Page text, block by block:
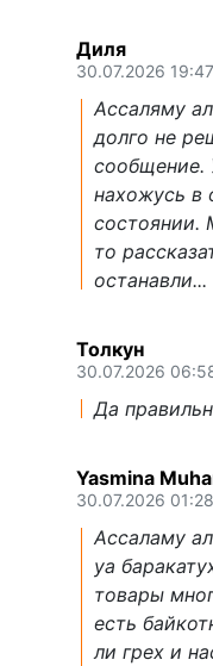
Диля
30.07.2026 19:47
Ассаляму
долго не
сообщение.
нахожусь в
состоянии.
то
останавли...
Толкун
30.07.2026
Да
Yasmina
30.07.2026 01:28
Ассаламу
уа
товары
есть
ли грех и